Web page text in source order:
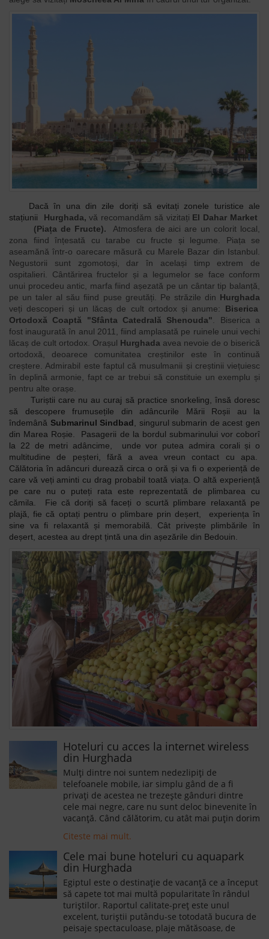
Dacă în una din zile doriți să evitați zonele turistice ale
stațiunii
Hurghada,vă recomandăm să vizitați El Dahar Market
(Piața de Fructe).
Atmosfera de aici are un colorit local,
zona fiind înțesată cu tarabe cu fructe și legume. Piața se
aseamănă într-o oarecare măsură cu Marele Bazar din Istanbul.
Negustorii sunt zgomotoși, dar în același timp extrem de
ospitalieri. Cântărirea fructelor și a legumelor se face conform
unui procedeu antic, marfa fiind așezată pe un cântar tip balanță,
pe un taler al său fiind puse greutăți. Pe străzile din Hurghada
veți descoperi și un lăcaș de cult ortodox și anume: Biserica
Ortodoxă Coaptă "Sfânta Catedrală Shenouda". Biserica a
fost inaugurată în anul 2011, fiind amplasată pe ruinele unui vechi
lăcaș de cult ortodox. Orașul Hurghada avea nevoie de o biserică
ortodoxă, deoarece comunitatea creștinilor este în continuă
creștere. Admirabil este faptul că musulmanii și creștinii viețuiesc
în deplină armonie, fapt ce ar trebui să constituie un exemplu și
pentru alte orașe.
Turiștii care nu au curaj să practice snorkeling, însă doresc
să descopere frumusețile din adâncurile Mării Roșii au la
îndemână Submarinul Sindbad, singurul submarin de acest gen
din Marea Roșie. Pasagerii de la bordul submarinului vor coborî
la 22 de metri adâncime, unde vor putea admira corali și o
multitudine de peșteri, fără a avea vreun contact cu apa.
Călătoria în adâncuri durează circa o oră și va fi o experiență de
care vă veți aminti cu drag probabil toată viața. O altă experiență
pe care nu o puteți rata este reprezentată de plimbarea cu
cămila. Fie că doriți să faceți o scurtă plimbare relaxantă pe
plajă, fie că optați pentru o plimbare prin deșert, experiența în
sine va fi relaxantă și memorabilă. Cât privește plimbările în
deșert, acestea au drept țintă una din așezările din Bedouin.
Hoteluri cu acces la internet wireless
din Hurghada
Mulți dintre noi suntem nedezlipiți de
telefoanele mobile, iar simplu gând de a fi
privați de acestea ne trezește gânduri dintre
cele mai negre, care nu sunt deloc binevenite în
vacanță. Când călătorim, cu atât mai puțin dorim
de socializare, deoarece vrem să încărcăm cât
mai repede cele mai reușite fotografii sau să le
trimitem celor dragi, rămași acasă. În Egipt fie vă
limitați la internetul wireless din hoteluri,
restaurante și alte localuri, fie optați pentru
cartele locale PrePay.
Citeste mai mult.
Cele mai bune hoteluri cu aquapark
din Hurghada
Egiptul este o destinație de vacanță ce a început
să capete tot mai multă popularitate în rândul
turiștilor. Raportul calitate-preț este unul
excelent, turiștii putându-se totodată bucura de
peisaje spectaculoase, plaje mătăsoase, de